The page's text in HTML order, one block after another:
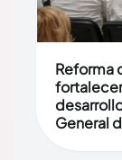
Reforma
General